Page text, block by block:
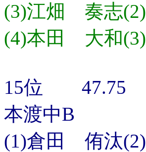
(3)江畑 奏志(2)
(4)本田 大和(3)
15位 47.75
本渡中B
(1)倉田 侑汰(2)